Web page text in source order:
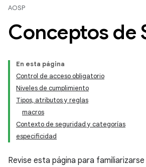
AOSP
Conceptos de
En esta página
Control de acceso obligatorio
Niveles de cumplimiento
Tipos, atributos y reglas
macros
Contexto de seguridad y categorías
especificidad
Revise esta página para